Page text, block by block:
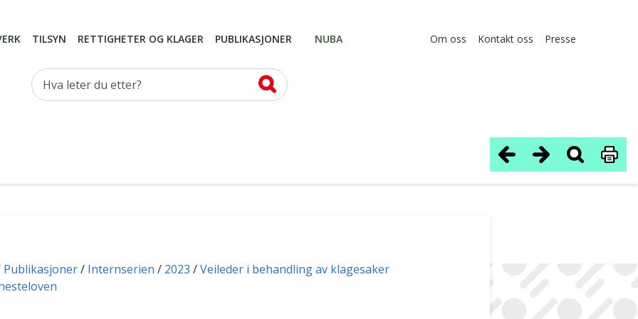
TILSYN RETTIGHETER OG KLAGER PUBLIKASJONER NUBA Om oss Kontakt oss Presse
Hva leter du etter?
Publikasjoner Internserien 2023
Veileder i behandling av klagesaker